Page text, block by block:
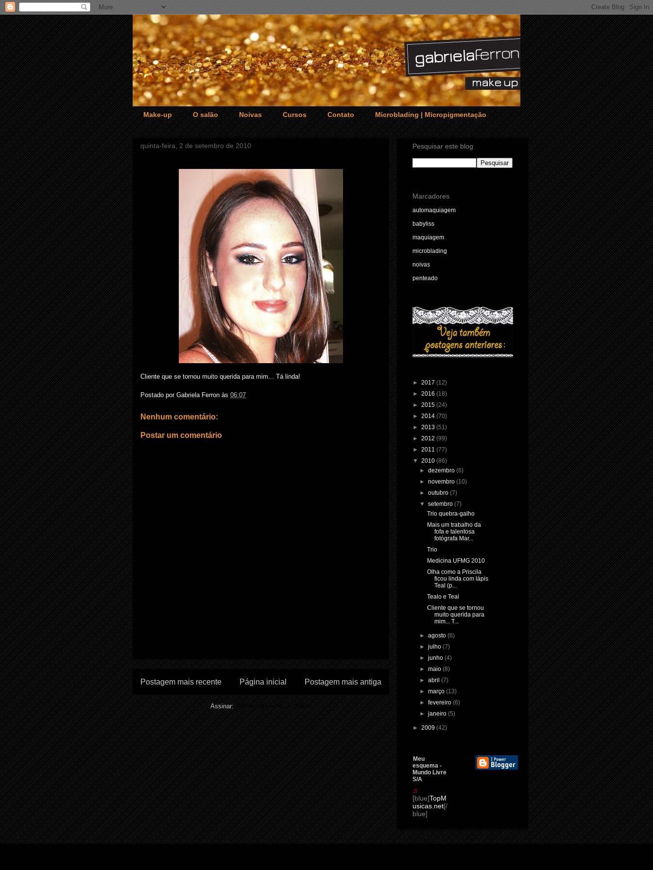
Make-up O salão Noivas Cursos Contato Microblading | Micropigmentação
quinta-feira, 2 de setembro de 2010
Cliente que se tornou muito querida para mim... Tá linda!
Postado por Gabriela Ferron às 06:07
Nenhum comentário:
Postar um comentário
Postagem mais recente Postagem mais antiga
Página inicial
Assinar:Postar comentários (Atom)
Pesquisar este blog
Marcadores
automaquiagem
babyliss
maquiagem
microblading
noivas
penteado
► 2017 (12)
► 2016 (18)
► 2015 (24)
► 2014 (70)
► 2013 (51)
► 2012 (99)
► 2011 (77)
▼ 2010 (86)
►dezembro(6)
►novembro(10)
►outubro(7)
▼setembro(7)
Trio quebra-galho
Mais um trabalho da
fofa e talentosa
fotógrafa Mar...
Trio
Medicina UFMG 2010
Olha como a Priscila
ficou linda com lápis
Teal (p...
Tealo e Teal
Cliente que se tornou
muito querida para
mim... T...
►agosto(6)
►julho(7)
►junho(4)
►maio(8)
►abril(7)
►março(13)
►fevereiro(6)
►janeiro(5)
► 2009 (42)
Meu
esquema -
Mundo Livre
S/A
♫
[blue]TopM
usicas.net[/
blue]